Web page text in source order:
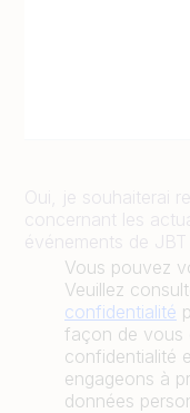
Oui, je souhaiterai
concernant les
événements de JBT
Vous pouvez
Veuillez
confidentialité
façon de vous
confidentialité
engageons à
données